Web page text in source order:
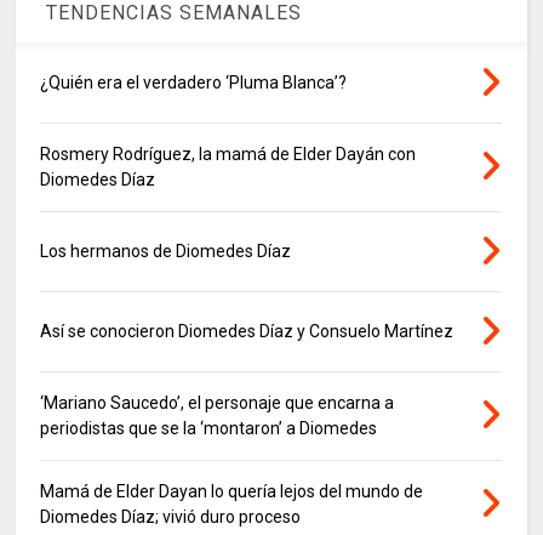
TENDENCIAS SEMANALES
¿Quién era el verdadero ‘Pluma Blanca’?
Rosmery Rodríguez, la mamá de Elder Dayán con
Diomedes Díaz
Los hermanos de Diomedes Díaz
Así se conocieron Diomedes Díaz y Consuelo Martínez
‘Mariano Saucedo’, el personaje que encarna a
periodistas que se la ‘montaron’ a Diomedes
Mamá de Elder Dayan lo quería lejos del mundo de
Diomedes Díaz; vivió duro proceso